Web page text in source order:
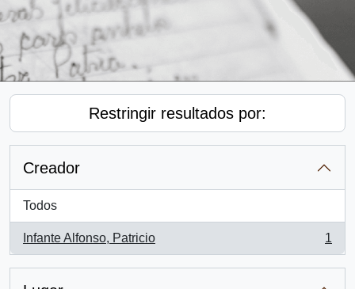
Restringir resultados por:
Creador
Todos
Infante Alfonso, Patricio
, 1 resultados
1